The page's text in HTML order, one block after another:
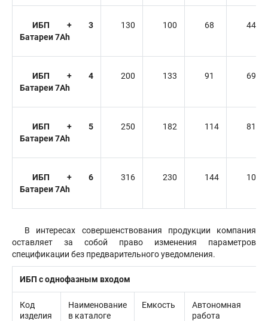
ИБП + 3
Батареи 7Ah
130 100 68 44
ИБП + 4
Батареи 7Ah
200 133 91 69
ИБП + 5
Батареи 7Ah
250 182 114 81
ИБП + 6
Батареи 7Ah
316 230 144 102
В интересах совершенствования продукции компания
оставляет за собой право изменения параметров
спецификации без предварительного уведомления.
ИБП с однофазным входом
Код
изделия
Наименование
в каталоге
Емкость
Автономная
работа